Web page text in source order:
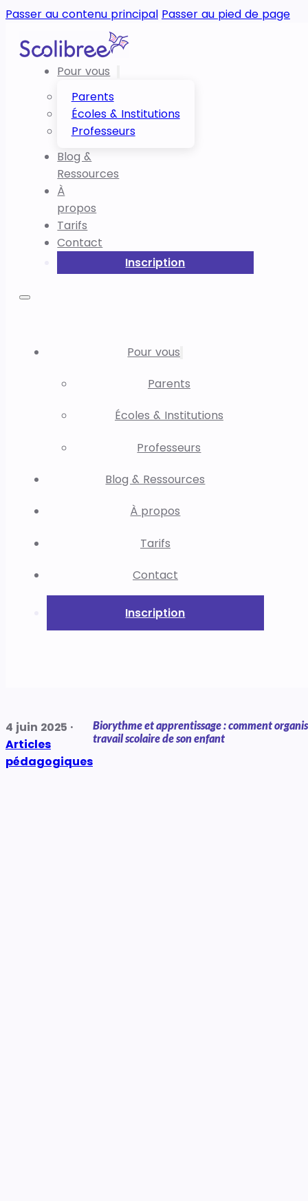
Passer au contenu principal Passer au pied de page
Pour vous
Parents
Écoles & Institutions
Professeurs
Blog &
Ressources
À
propos
Tarifs
Contact
Inscription
Pour vous
Parents
Écoles & Institutions
Professeurs
Blog & Ressources
À propos
Tarifs
Contact
Inscription
4 juin 2025 ·
Articles
pédagogiques
Biorythme et apprentissage : comment
travail scolaire de son enfant